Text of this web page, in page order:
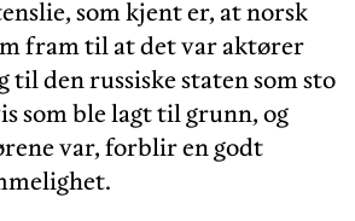
som kjent er, at norsk
fram til at det var aktører
den russiske staten som sto
som ble lagt til grunn, og
var, forblir en godt